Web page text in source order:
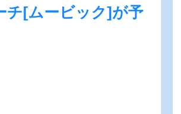
チ[ムービック]が予